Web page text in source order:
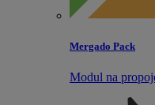
Mergado Pack
Modul na